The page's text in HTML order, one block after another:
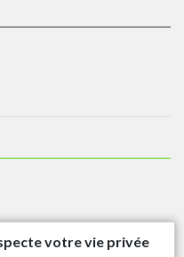
votre vie privée